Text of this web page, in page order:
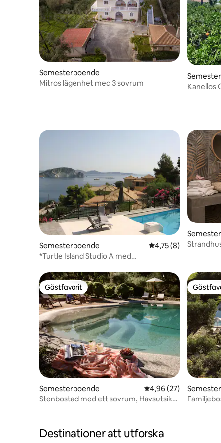
Semesterboende
Mitros lägenhet med 3 sovrum
Kanellos
Semesterboende 4,75 av 5 i
4,75 (8)
*Turtle Island Studio A med
Gästfavorit
Gästfavorit
Semesterboende 4,96 av 5 i
4,96 (27)
Stenbostad med ett sovrum, Havsutsikt
Destinationer att utforska